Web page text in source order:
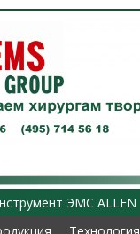
ЭМС ALLEN